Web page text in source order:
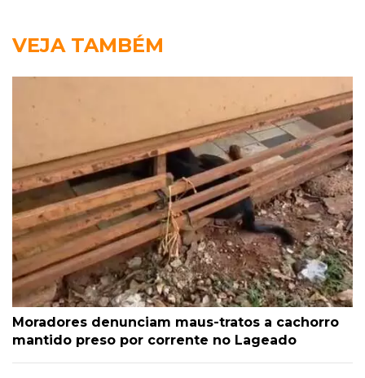
VEJA TAMBÉM
Moradores denunciam maus-tratos a cachorro
mantido preso por corrente no Lageado